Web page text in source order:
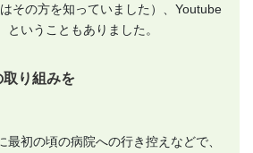
その方を知っていました）、Youtube
ということもありました。
り組みを
最初の頃の病院への行き控えなどで、